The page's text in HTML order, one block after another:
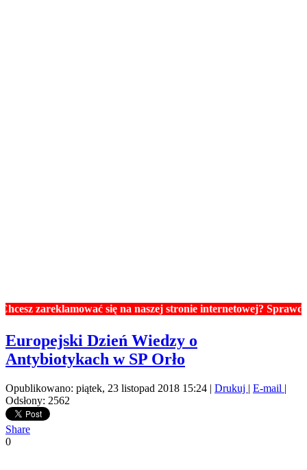
się na naszej stronie internetowej? Sprawdź ceny
Europejski Dzień Wiedzy o
Antybiotykach w SP Orło
Opublikowano: piątek, 23 listopad 2018 15:24 | Drukuj | E-mail |
Odsłony: 2562
Share
0